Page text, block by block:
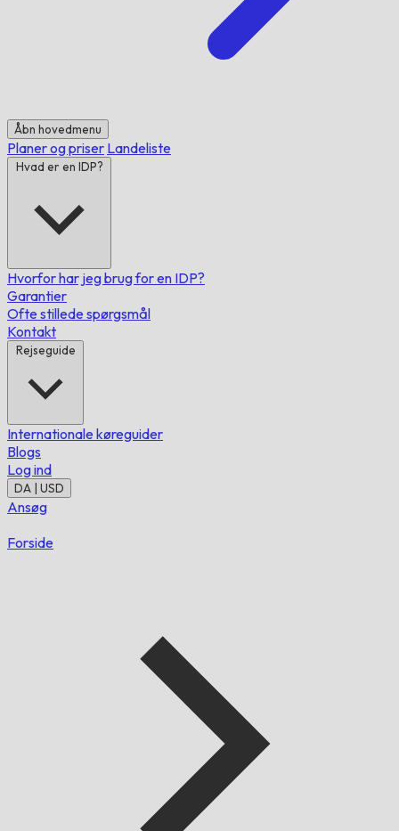
Åbn hovedmenu
Planer og priser Landeliste
Hvad er en IDP?
Hvorfor har jeg brug for en IDP?
Garantier
Ofte stillede spørgsmål
Kontakt
Rejseguide
Internationale køreguider
Blogs
Log ind
DA | USD
Ansøg
Forside